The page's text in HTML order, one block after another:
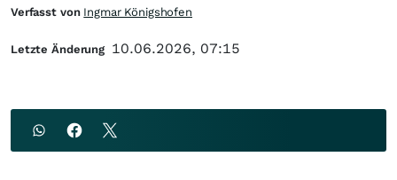
Verfasst von Ingmar Königshofen
Letzte Änderung 10.06.2026, 07:15